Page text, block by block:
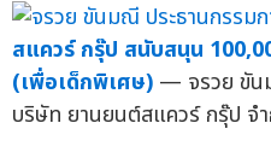
สแควร์ กรุ๊ป สนับสนุน
(เพื่อเด็กพิเศษ) — จรวย ขัน
บริษัท ยานยนต์สแควร์ กรุ๊ป จำ